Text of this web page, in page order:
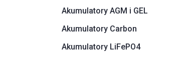
Akumulatory AGM i GEL
Akumulatory Carbon
Akumulatory LiFePO4